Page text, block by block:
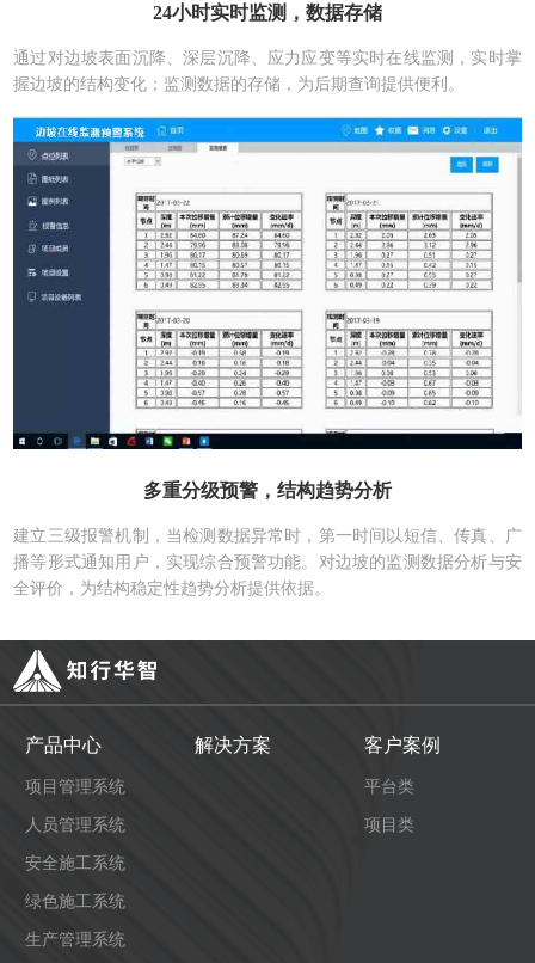
24小时实时监测，数据存储
通过对边坡表面沉降、深层沉降、应力应变等实时在线监测，实时掌
握边坡的结构变化；监测数据的存储，为后期查询提供便利。
多重分级预警，结构趋势分析
建立三级报警机制，当检测数据异常时，第一时间以短信、传真、广
播等形式通知用户，实现综合预警功能。对边坡的监测数据分析与安
全评价，为结构稳定性趋势分析提供依据。
产品中心
项目管理系统
人员管理系统
安全施工系统
绿色施工系统
生产管理系统
解决方案 客户案例
平台类
项目类